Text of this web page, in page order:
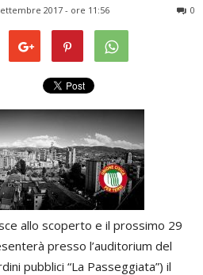
2017 - ore 11:56 0
allo scoperto e il prossimo 29
presso l’auditorium del
pubblici “La Passeggiata”) il